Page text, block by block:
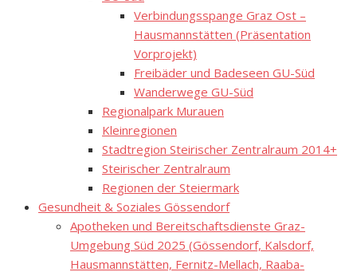
Verbindungsspange Graz Ost –
Hausmannstätten (Präsentation
Vorprojekt)
Freibäder und Badeseen GU-Süd
Wanderwege GU-Süd
Regionalpark Murauen
Kleinregionen
Stadtregion Steirischer Zentralraum 2014+
Steirischer Zentralraum
Regionen der Steiermark
Gesundheit & Soziales Gössendorf
Apotheken und Bereitschaftsdienste Graz-
Umgebung Süd 2025 (Gössendorf, Kalsdorf,
Hausmannstätten, Fernitz-Mellach, Raaba-